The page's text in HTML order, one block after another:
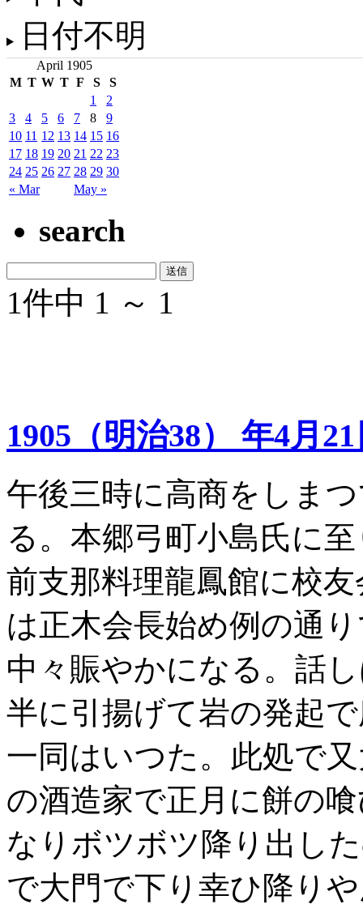
日付不明
April 1905
M T W T F S S
« Mar May »
1
2
3
4 5 6 7 8
9
10 11 12 13 14 15 16
17 18 19 20 21 22 23
24 25 26 27 28 29 30
search
1件中 1 ～ 1
1905（明治38） 年4月
午後三時に高商をしま
る。本郷弓町小島氏に
前支那料理龍鳳館に校
は正木会長始め例の通
中々賑やかになる。話
半に引揚げて岩の発起
一同はいつた。此処で
の酒造家で正月に餅の
なりボツボツ降り出し
で大門で下り幸ひ降り